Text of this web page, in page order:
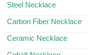
Steel Necklace
Carbon Fiber Necklace
Ceramic Necklace